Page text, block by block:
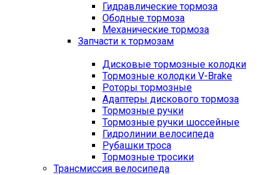
Гидравлические тормоза
Ободные тормоза
Механические тормоза
Запчасти к тормозам
Дисковые тормозные колодки
Тормозные колодки V-Brake
Роторы тормозные
Адаптеры дискового тормоза
Тормозные ручки
Тормозные ручки шоссейные
Гидролинии велосипеда
Рубашки троса
Тормозные тросики
Трансмиссия велосипеда